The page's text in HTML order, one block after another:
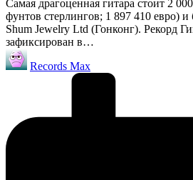
Самая драгоценная гитара стоит 2
фунтов стерлингов; 1 897 410 евро) и
Shum Jewelry Ltd (Гонконг). Рекорд
зафиксирован в…
Запись
от
Records Max